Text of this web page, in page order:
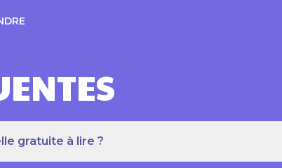
gratuite à lire ?